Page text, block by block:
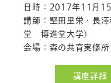
日時：2017年11月
講師：堅田里栄・長
堂 博進堂大学）
会場：森の共育実修所
講座詳細